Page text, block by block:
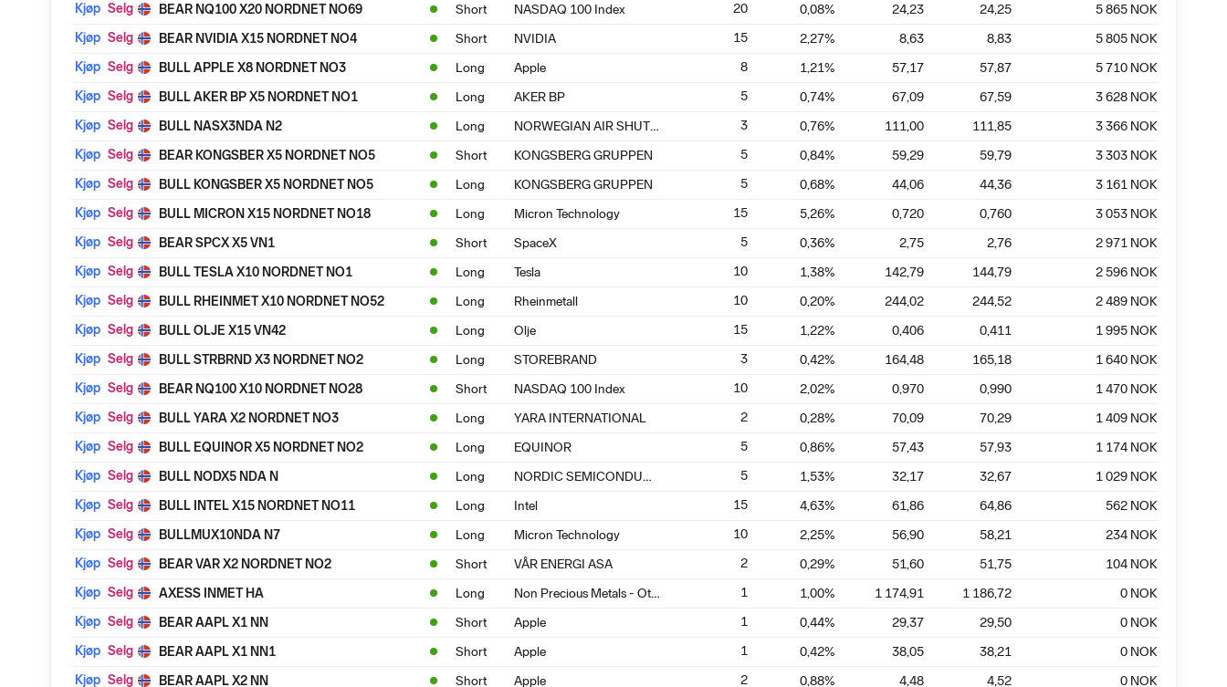
Kjøp Selg BEAR NQ100 X20 NORDNET NO69 Short NASDAQ 100 Index 20 0,08% 24,23 24,25 5 865 NOK
Kjøp Selg BEAR NVIDIA X15 NORDNET NO4 Short NVIDIA 15 2,27% 8,63 8,83 5 805 NOK
Kjøp Selg BULL APPLE X8 NORDNET NO3 Long Apple 8 1,21% 57,17 57,87 5 710 NOK
Kjøp Selg BULL AKER BP X5 NORDNET NO1 Long AKER BP 5 0,74% 67,09 67,59 3 628 NOK
Kjøp Selg BULL NASX3NDA N2 Long NORWEGIAN AIR SHUTTLE 3 0,76% 111,00 111,85 3 366 NOK
Kjøp Selg BEAR KONGSBER X5 NORDNET NO5 Short KONGSBERG GRUPPEN 5 0,84% 59,29 59,79 3 303 NOK
Kjøp Selg BULL KONGSBER X5 NORDNET NO5 Long KONGSBERG GRUPPEN 5 0,68% 44,06 44,36 3 161 NOK
Kjøp Selg BULL MICRON X15 NORDNET NO18 Long Micron Technology 15 5,26% 0,720 0,760 3 053 NOK
Kjøp Selg BEAR SPCX X5 VN1 Short SpaceX 5 0,36% 2,75 2,76 2 971 NOK
Kjøp Selg BULL TESLA X10 NORDNET NO1 Long Tesla 10 1,38% 142,79 144,79 2 596 NOK
Kjøp Selg BULL RHEINMET X10 NORDNET NO52 Long Rheinmetall 10 0,20% 244,02 244,52 2 489 NOK
Kjøp Selg BULL OLJE X15 VN42 Long Olje 15 1,22% 0,406 0,411 1 995 NOK
Kjøp Selg BULL STRBRND X3 NORDNET NO2 Long STOREBRAND 3 0,42% 164,48 165,18 1 640 NOK
Kjøp Selg BEAR NQ100 X10 NORDNET NO28 Short NASDAQ 100 Index 10 2,02% 0,970 0,990 1 470 NOK
Kjøp Selg BULL YARA X2 NORDNET NO3 Long YARA INTERNATIONAL 2 0,28% 70,09 70,29 1 409 NOK
Kjøp Selg BULL EQUINOR X5 NORDNET NO2 Long EQUINOR 5 0,86% 57,43 57,93 1 174 NOK
Kjøp Selg BULL NODX5 NDA N Long NORDIC SEMICONDUCTOR 5 1,53% 32,17 32,67 1 029 NOK
Kjøp Selg BULL INTEL X15 NORDNET NO11 Long Intel 15 4,63% 61,86 64,86 562 NOK
Kjøp Selg BULLMUX10NDA N7 Long Micron Technology 10 2,25% 56,90 58,21 234 NOK
Kjøp Selg BEAR VAR X2 NORDNET NO2 Short VÅR ENERGI ASA 2 0,29% 51,60 51,75 104 NOK
Kjøp Selg AXESS INMET HA Long Non Precious Metals - Other 1 1,00% 1 174,91 1 186,72 0 NOK
Kjøp Selg BEAR AAPL X1 NN Short Apple 1 0,44% 29,37 29,50 0 NOK
Kjøp Selg BEAR AAPL X1 NN1 Short Apple 1 0,42% 38,05 38,21 0 NOK
Kjøp Selg BEAR AAPL X2 NN Short Apple 2 0,88% 4,48 4,52 0 NOK